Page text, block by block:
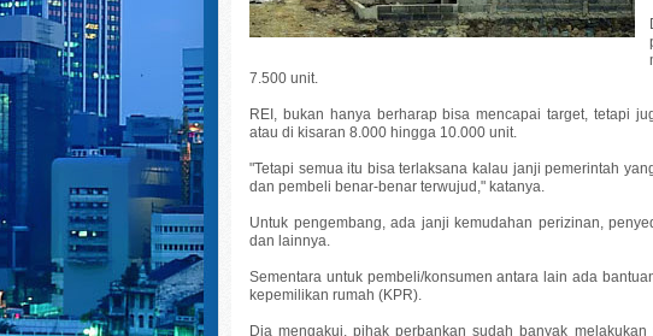
7.500 unit.
REI, bukan hanya berharap bisa mencapai target, tetapi
atau di kisaran 8.000 hingga 10.000 unit.
"Tetapi semua itu bisa terlaksana kalau janji pemerintah
dan pembeli benar-benar terwujud," katanya.
Untuk pengembang, ada janji kemudahan perizinan,
dan lainnya.
Sementara untuk pembeli/konsumen antara lain ada
kepemilikan rumah (KPR).
Dia mengakui, pihak perbankan sudah banyak